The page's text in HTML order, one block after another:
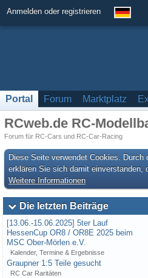
Anmelden oder registrieren
Portal Forum Marktplatz
RCweb.de RC-
Forum für RC-Cars und RC-Car-Racing
Diese Seite verwendet Cookies. Durch
erklären Sie sich damit einverstanden,
Weitere Informationen
Die letzten Beiträge
[13.06.-15.06.2025] 5ter Lauf
HessenCup OR8 / OR8E 2025 beim
MSC Ober-Mörlen e.V.
Kalender, Termine & Ergebnisse
Graupner 1:5 Teile gesucht
RC Car Raritäten